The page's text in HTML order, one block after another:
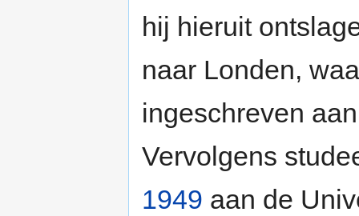
hij hieruit
naar Londen,
ingeschreven
Vervolgens
1949 aan de